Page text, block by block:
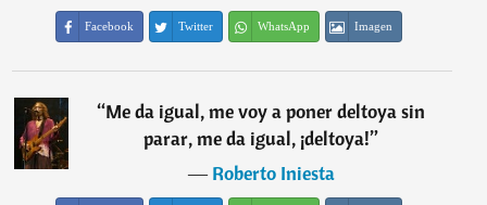
Facebook Twitter WhatsApp Imagen
“Me da igual, me voy a poner deltoya sin
parar, me da igual, ¡deltoya!”
―Roberto Iniesta